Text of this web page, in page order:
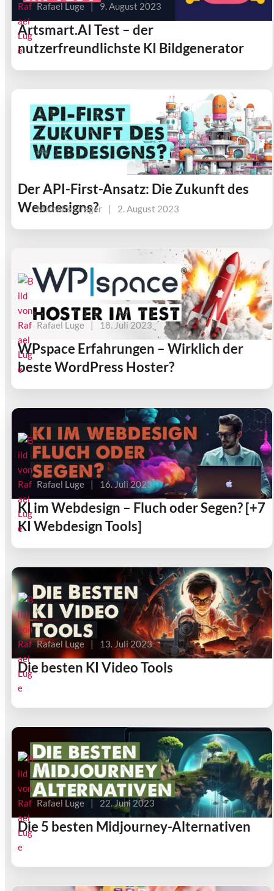
Artsmart.AI Test – der
nutzerfreundlichste KI Bildgenerator
Rafael Luge | 9. August 2023
Der API-First-Ansatz: Die Zukunft des
Webdesigns?
Michelle Greger 2. August 2023
WPspace Erfahrungen – Wirklich der
beste WordPress Hoster?
Rafael Luge | 18. Juli 2023
KI im Webdesign – Fluch oder Segen? [+7
KI Webdesign Tools]
Rafael Luge | 16. Juli 2023
Die besten KI Video Tools
Rafael Luge | 13. Juli 2023
Die 5 besten Midjourney-Alternativen
Rafael Luge | 22. Juni 2023